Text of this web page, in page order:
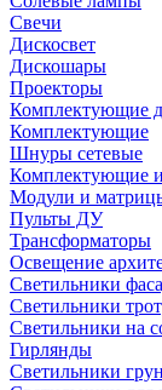
Свечи
Дискосвет
Дискошары
Проекторы
Комплектующие
Комплектующие
Шнуры сетевые
Комплектующие
Модули и
Пульты ДУ
Трансформаторы
Освещение
Светильники
Светильники
Светильники на
Гирлянды
Светильники